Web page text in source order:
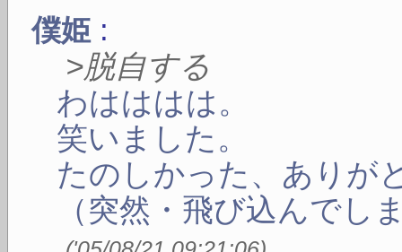
僕姫 :
>脱自する
わはははは。
笑いました。
たのしかった、ありが
（突然・飛び込んでし